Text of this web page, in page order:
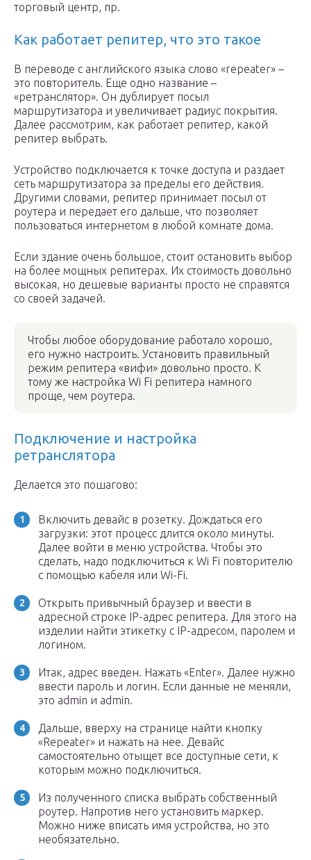
торговый центр, пр.
Как работает репитер, что это такое
В переводе с английского языка слово «repeater» –
это повторитель. Еще одно название –
«ретранслятор». Он дублирует посыл
маршрутизатора и увеличивает радиус покрытия.
Далее рассмотрим, как работает репитер, какой
репитер выбрать.
Устройство подключается к точке доступа и раздает
сеть маршрутизатора за пределы его действия.
Другими словами, репитер принимает посыл от
роутера и передает его дальше, что позволяет
пользоваться интернетом в любой комнате дома.
Если здание очень большое, стоит остановить выбор
на более мощных репитерах. Их стоимость довольно
высокая, но дешевые варианты просто не справятся
со своей задачей.
Чтобы любое оборудование работало хорошо,
его нужно настроить. Установить правильный
режим репитера «вифи» довольно просто. К
тому же настройка Wi Fi репитера намного
проще, чем роутера.
Подключение и настройка
ретранслятора
Делается это пошагово:
Включить девайс в розетку. Дождаться его
загрузки: этот процесс длится около минуты.
Далее войти в меню устройства. Чтобы это
сделать, надо подключиться к Wi Fi повторителю
с помощью кабеля или Wi-Fi.
Открыть привычный браузер и ввести в
адресной строке IP-адрес репитера. Для этого на
изделии найти этикетку с IP-адресом, паролем и
логином.
Итак, адрес введен. Нажать «Enter». Далее нужно
ввести пароль и логин. Если данные не меняли,
это admin и admin.
Дальше, вверху на странице найти кнопку
«Repeater» и нажать на нее. Девайс
самостоятельно отыщет все доступные сети, к
которым можно подключиться.
Из полученного списка выбрать собственный
роутер. Напротив него установить маркер.
Можно ниже вписать имя устройства, но это
необязательно.